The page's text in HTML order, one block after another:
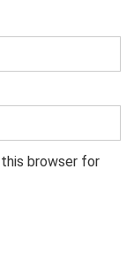
this browser for